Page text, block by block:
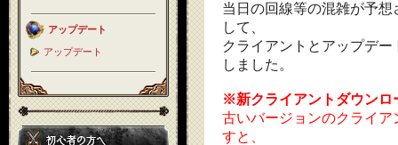
アップデート
アップデート
当日の回線等の混雑が予
して、
クライアントとアップデ
しました。
※新クライアントダウン
古いバージョンのクライ
すと、